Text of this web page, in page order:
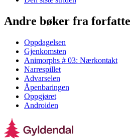
Andre bøker fra
Oppdagelsen
Gjenkomsten
Animorphs # 03: Nærkontakt
Narrespillet
Advarselen
Åpenbaringen
Oppgjøret
Androiden